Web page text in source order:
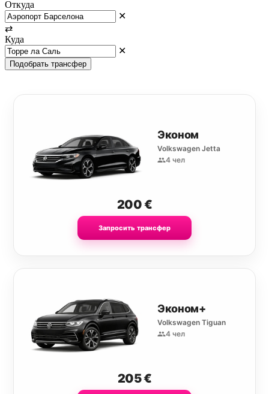
Откуда
✕
⇄
Куда
✕
Подобрать трансфер
Эконом
Volkswagen Jetta
4 чел
200€
Запросить трансфер
Эконом+
Volkswagen Tiguan
4 чел
205€